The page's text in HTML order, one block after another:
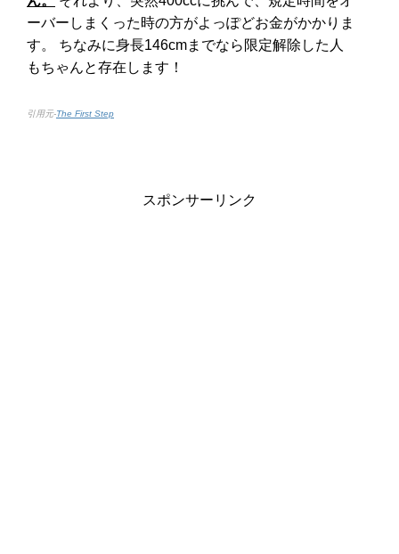
ーバーしまくった時の方がよっぽどお金がかかりま
す。 ちなみに身長146cmまでなら限定解除した人
もちゃんと存在します！
引用元-The First Step
スポンサーリンク